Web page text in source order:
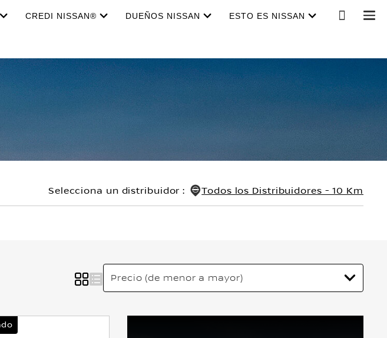
CREDI NISSAN® DUEÑOS NISSAN ESTO ES NISSAN
Selecciona un distribuidor :
Todos los Distribuidores - 10 Km